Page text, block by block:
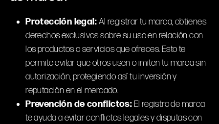
Protección legal:Al registrar tu marca, obtienes
derechos exclusivos sobre su uso en relación con
los productos o servicios que ofreces. Esto te
permite evitar que otros usen o imiten tu marca sin
autorización, protegiendo así tu inversión y
reputación en el mercado.
Prevención de conflictos:El registro de marca
te ayuda a evitar conflictos legales y disputas con